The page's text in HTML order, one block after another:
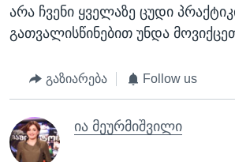
არა ჩვენი ყველაზე ცუდი
გათვალისწინებით უნდა
გაზიარება Follow us
ია მეურმიშვილი